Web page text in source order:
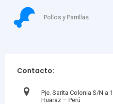
Pollos y Parrillas
Contacto:
Pje. Sarita Colonia S/N a
Huaraz – Perú